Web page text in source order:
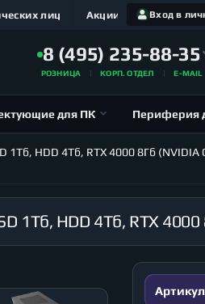
Вход в
лиц Акции
8 (495) 235-88-35
РОЗНИЦА КОРП. ОТДЕЛ E-MAIL
для ПК Периферия
HDD 4Тб, RTX 4000 8Гб (NVIDIA